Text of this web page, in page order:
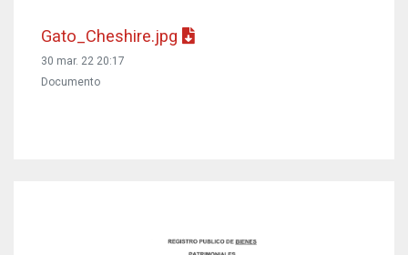
Gato_Cheshire.jpg
30 mar. 22 20:17
Documento